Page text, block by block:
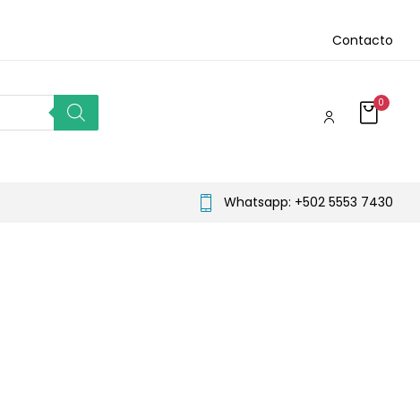
Contacto
0
Whatsapp: +502 5553 7430